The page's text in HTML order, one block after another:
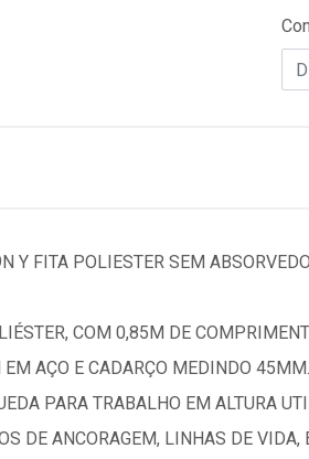
Y FITA POLIESTER SEM
COM 0,85M DE
AÇO E CADARÇO MEDINDO 45MM.
PARA TRABALHO EM ALTURA
DE ANCORAGEM, LINHAS DE VIDA,